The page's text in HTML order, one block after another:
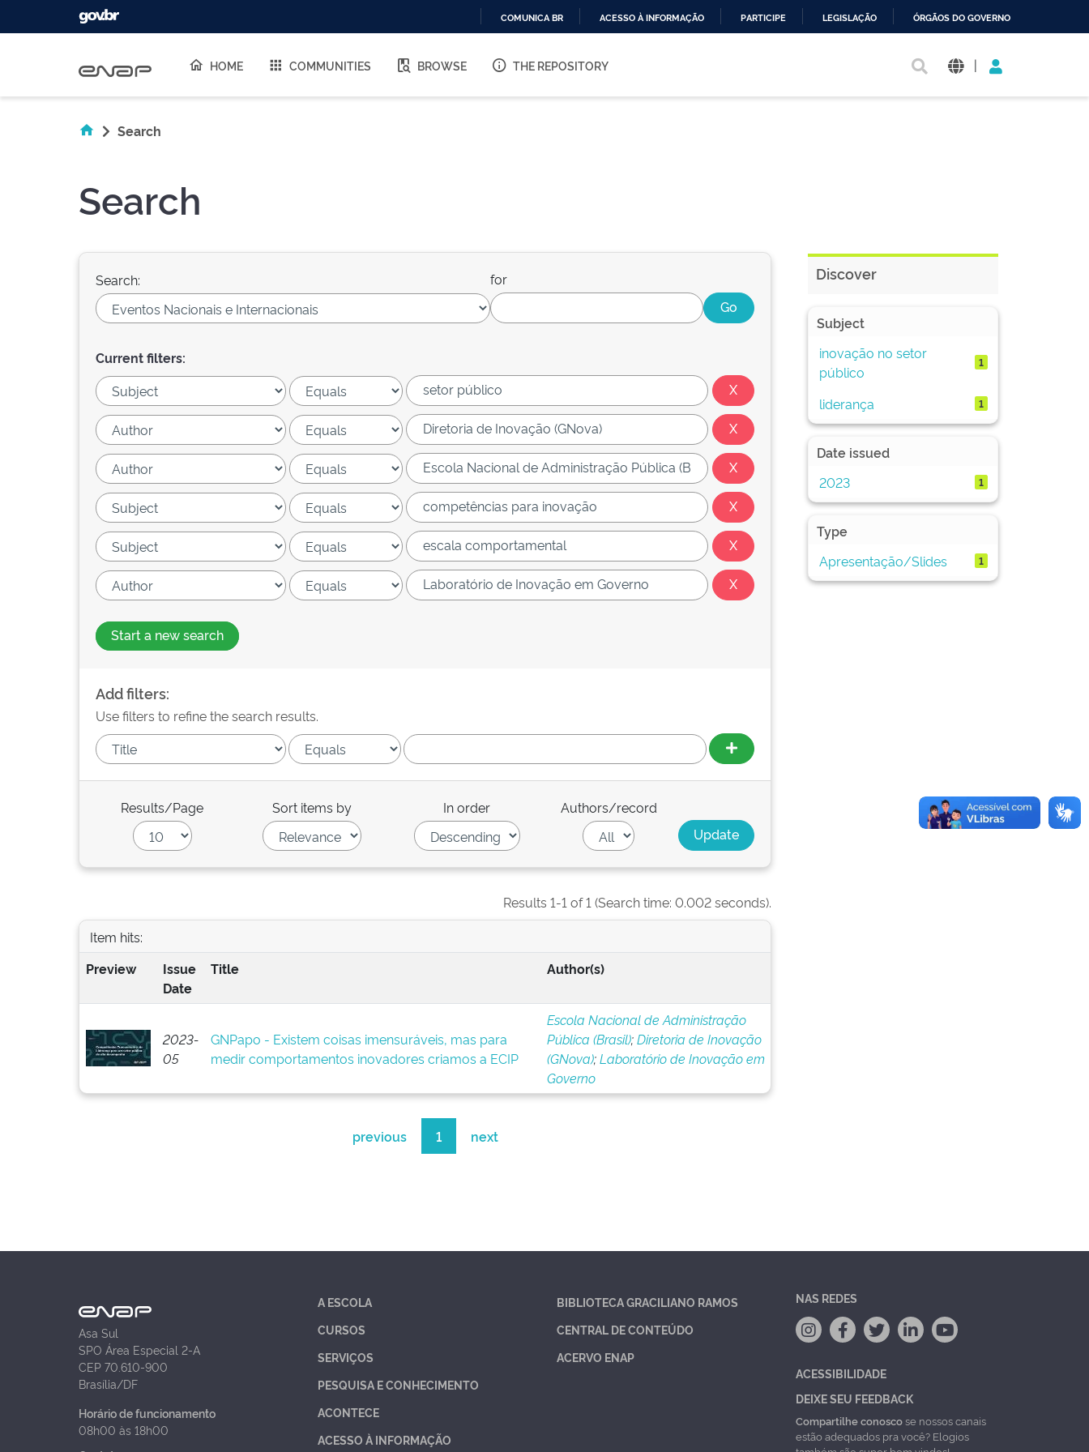
O
COMUNICA BR ACESSO À INFORMAÇÃO PARTICIPE LEGISLAÇÃO ÓRGÃOS DO GOVERNO
HOME COMMUNITIES BROWSE THE REPOSITORY |
Search
Search
Search: for
Current filters:
Start a new search
Add filters:
Use filters to refine the search results.
Results/Page Sort items by In order Authors/record
Results 1-1 of 1 (Search time: 0.002 seconds).
Item hits:
Preview
Issue
Date
Title Author(s)
2023-
05
GNPapo - Existem coisas imensuráveis, mas para
medir comportamentos inovadores criamos a ECIP
Escola Nacional de Administração
Pública (Brasil);Diretoria de Inovação
(GNova);Laboratório de Inovação em
Governo
previous 1 next
Discover
Subject
inovação no setor
público
1
liderança 1
Date issued
2023
1
Type
Apresentação/Slides
1
Asa Sul
SPO Área Especial 2-A
CEP 70.610-900
Brasília/DF
Horário de funcionamento
08h00 às 18h00
A ESCOLA
CURSOS
SERVIÇOS
PESQUISA E CONHECIMENTO
ACONTECE
ACESSO À INFORMAÇÃO
BIBLIOTECA GRACILIANO RAMOS
CENTRAL DE CONTEÚDO
ACERVO ENAP
NAS REDES
ACESSIBILIDADE
DEIXE SEU FEEDBACK
Compartilhe conoscose nossos canais
estão adequados pra você? Elogios